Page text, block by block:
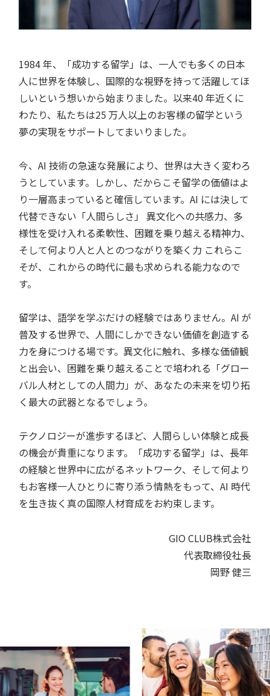
1984 年、「成功する留学」は、一人でも多くの日本
人に世界を体験し、国際的な視野を持って活躍してほ
しいという想いから始まりました。以来40 年近くに
わたり、私たちは25 万人以上のお客様の留学という
夢の実現をサポートしてまいりました。
今、AI 技術の急速な発展により、世界は大きく変わろ
うとしています。しかし、だからこそ留学の価値はよ
り一層高まっていると確信しています。AI には決して
代替できない「人間らしさ」 異文化への共感力、多
様性を受け入れる柔軟性、困難を乗り越える精神力、
そして何より人と人とのつながりを築く力 これらこ
そが、これからの時代に最も求められる能力なので
す。
留学は、語学を学ぶだけの経験ではありません。AI が
普及する世界で、人間にしかできない価値を創造する
力を身につける場です。異文化に触れ、多様な価値観
と出会い、困難を乗り越えることで培われる「グロー
バル人材としての人間力」が、あなたの未来を切り拓
く最大の武器となるでしょう。
テクノロジーが進歩するほど、人間らしい体験と成長
の機会が貴重になります。「成功する留学」は、長年
の経験と世界中に広がるネットワーク、そして何より
もお客様一人ひとりに寄り添う情熱をもって、AI 時代
を生き抜く真の国際人材育成をお約束します。
GIO CLUB株式会社
代表取締役社長
岡野 健三